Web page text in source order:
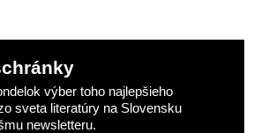
výber toho najlepšieho
sveta literatúry na Slovensku
newsletteru.